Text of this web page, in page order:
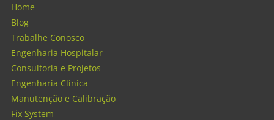
Home
Blog
Trabalhe Conosco
Engenharia Hospitalar
Consultoria e Projetos
Engenharia Clínica
Manutenção e Calibração
Fix System